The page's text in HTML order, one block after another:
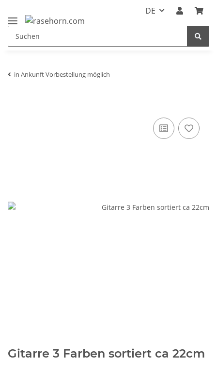
DE
in Ankunft Vorbestellung möglich
Gitarre 3 Farben sortiert ca 22cm